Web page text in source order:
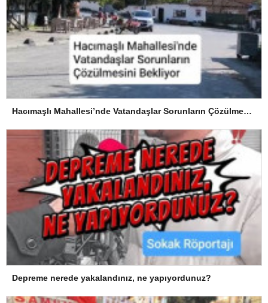
Hacımaşlı Mahallesi’nde Vatandaşlar Sorunların Çözülmesini Bekliyor
Depreme nerede yakalandınız, ne yapıyordunuz?